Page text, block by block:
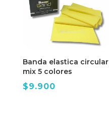
Banda elastica circular
mix 5 colores
$9.900